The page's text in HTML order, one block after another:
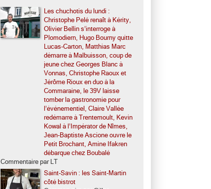
Les chuchotis du lundi :
Christophe Pelé renaît à Kérity,
Olivier Bellin s’interroge à
Plomodiern, Hugo Bourny quitte
Lucas-Carton, Matthias Marc
démarre à Malbuisson, coup de
jeune chez Georges Blanc à
Vonnas, Christophe Raoux et
Jérôme Rioux en duo à la
Commaraine, le 39V laisse
tomber la gastronomie pour
l’événementiel, Claire Vallée
redémarre à Trentemoult, Kevin
Kowal à l’Impérator de Nîmes,
Jean-Baptiste Ascione ouvre le
Petit Brochant, Amine Ifakren
débarque chez Boubalé
Commentaire par LT
Saint-Savin : les Saint-Martin
côté bistrot